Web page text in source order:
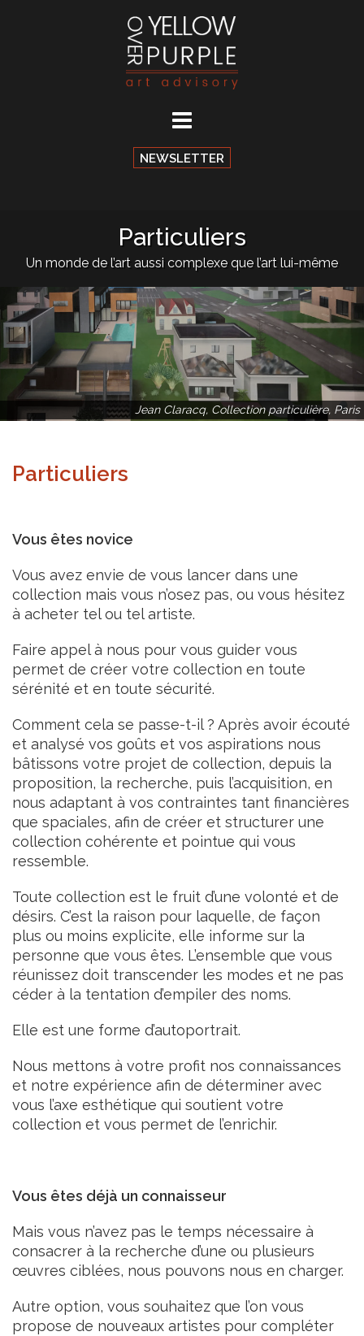
NEWSLETTER
Particuliers
Un monde de l’art aussi complexe que l’art lui-même
Jean Claracq, Collection particulière, Paris
Particuliers
Vous êtes novice
Vous avez envie de vous lancer dans une
collection mais vous n’osez pas, ou vous hésitez
à acheter tel ou tel artiste.
Faire appel à nous pour vous guider vous
permet de créer votre collection en toute
sérénité et en toute sécurité.
Comment cela se passe-t-il ? Après avoir écouté
et analysé vos goûts et vos aspirations nous
bâtissons votre projet de collection, depuis la
proposition, la recherche, puis l’acquisition, en
nous adaptant à vos contraintes tant financières
que spaciales, afin de créer et structurer une
collection cohérente et pointue qui vous
ressemble.
Toute collection est le fruit d’une volonté et de
désirs. C’est la raison pour laquelle, de façon
plus ou moins explicite, elle informe sur la
personne que vous êtes. L’ensemble que vous
réunissez doit transcender les modes et ne pas
céder à la tentation d’empiler des noms.
Elle est une forme d’autoportrait.
Nous mettons à votre profit nos connaissances
et notre expérience afin de déterminer avec
vous l’axe esthétique qui soutient votre
collection et vous permet de l’enrichir.
Vous êtes déjà un connaisseur
Mais vous n’avez pas le temps nécessaire à
consacrer à la recherche d’une ou plusieurs
œuvres ciblées, nous pouvons nous en charger.
Autre option, vous souhaitez que l’on vous
propose de nouveaux artistes pour compléter